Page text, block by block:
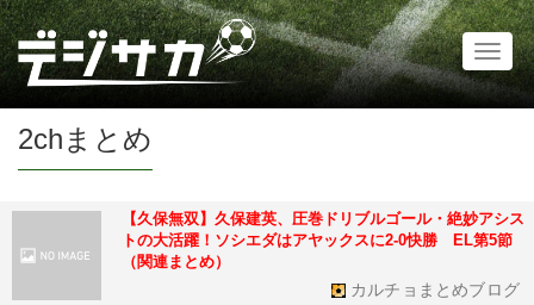
2chまとめ
【久保無双】久保建英、圧巻ドリブルゴール・絶妙アシス
トの大活躍！ソシエダはアヤックスに2-0快勝 EL第5節
（関連まとめ）
カルチョまとめブログ